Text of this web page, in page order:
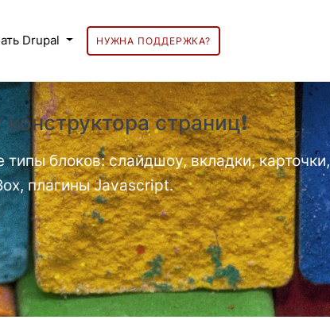
Drupal НУЖНА ПОДДЕРЖКА?
страниц❗
блоков: слайдшоу, вкладки, карточки,
плагины Javascript.